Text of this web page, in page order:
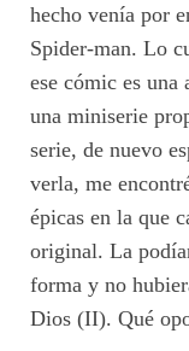
hecho venía por
Spider-man. Lo
ese cómic es
una miniserie
serie, de nuevo
verla, me
épicas en la que
original. La
forma y no
Dios (II). Qué